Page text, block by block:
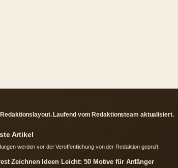
Laufend vom Redaktionsteam aktualisiert.
werden vor der Veroffentlichung von der Redaktion gepruft.